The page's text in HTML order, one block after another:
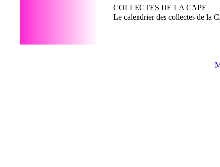
COLLECTES DE LA CAPE
Le calendrier des collectes de la